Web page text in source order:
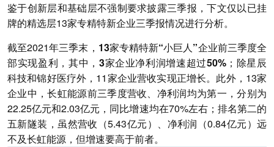
鉴于创新层和基础层不强制要求披露三季报，下文仅以已挂
牌的精选层13家专精特新企业三季报情况进行分析。
截至2021年三季末， 13家专精特新“小巨人”企业前三季度全
部实现盈利，其中，3家企业净利润增速超过50% ；除星辰
科技和锦好医疗外，11家企业营收实现正增长。此外，13家
企业中，长虹能源前三季度营收、净利润均为第一，分别为
22.25亿元和2.03亿元，同比增速均在70%左右；排名第二的
五新隧装，虽然营收（5.43亿元）、净利润（0.84亿元）远
不及长虹能源，但增速要高于前者。